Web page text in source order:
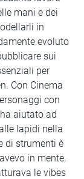
mani e dei
in
evoluto
sui
per
Con Cinema
con
aiutato ad
lapidi nella
di strumenti è
in mente.
le vibes